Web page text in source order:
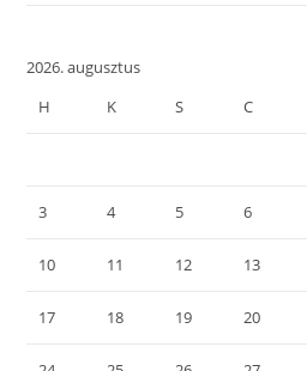
2026. augusztus
H
K S C
3 4 5 6
10 11 12 13
17 18 19 20